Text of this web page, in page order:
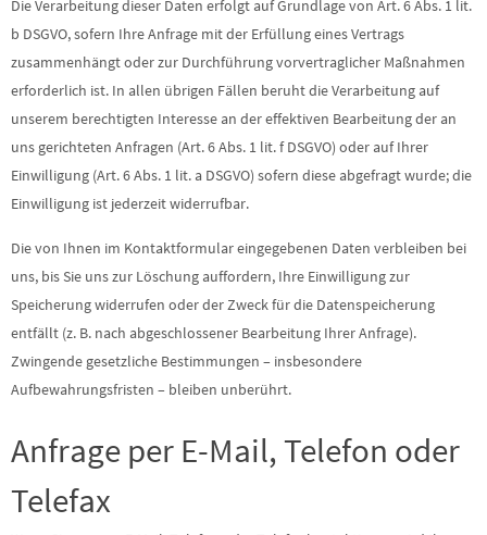
Die Verarbeitung dieser Daten erfolgt auf Grundlage von Art. 6 Abs. 1 lit.
b DSGVO, sofern Ihre Anfrage mit der Erfüllung eines Vertrags
zusammenhängt oder zur Durchführung vorvertraglicher Maßnahmen
erforderlich ist. In allen übrigen Fällen beruht die Verarbeitung auf
unserem berechtigten Interesse an der effektiven Bearbeitung der an
uns gerichteten Anfragen (Art. 6 Abs. 1 lit. f DSGVO) oder auf Ihrer
Einwilligung (Art. 6 Abs. 1 lit. a DSGVO) sofern diese abgefragt wurde; die
Einwilligung ist jederzeit widerrufbar.
Die von Ihnen im Kontaktformular eingegebenen Daten verbleiben bei
uns, bis Sie uns zur Löschung auffordern, Ihre Einwilligung zur
Speicherung widerrufen oder der Zweck für die Datenspeicherung
entfällt (z. B. nach abgeschlossener Bearbeitung Ihrer Anfrage).
Zwingende gesetzliche Bestimmungen – insbesondere
Aufbewahrungsfristen – bleiben unberührt.
Anfrage per E-Mail, Telefon oder
Telefax